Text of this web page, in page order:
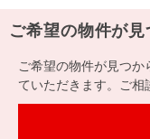
ンを
探す
定
売却
経営ビジ
ョン
沿革
提携企業にお勤め
ご希望の物件が
ご希望の物件が見つ
ていただきます。ご相